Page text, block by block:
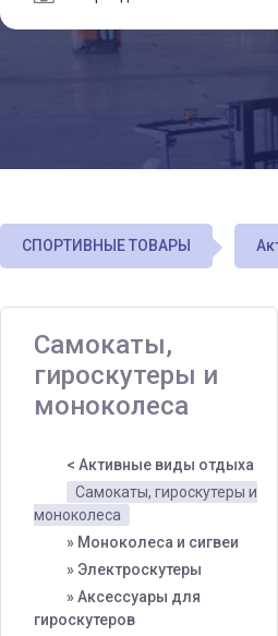
СПОРТИВНЫЕ ТОВАРЫ
Самокаты,
гироскутеры и
моноколеса
< Активные виды отдыха
Самокаты, гироскутеры и
моноколеса
» Моноколеса и сигвеи
» Электроскутеры
» Аксессуары для
гироскутеров